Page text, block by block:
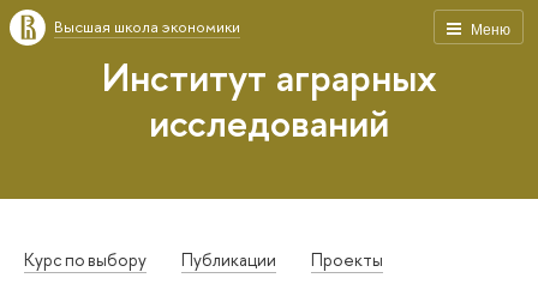
Меню
Высшая школа экономики
Институт аграрных
исследований
Курс по выбору Публикации Проекты